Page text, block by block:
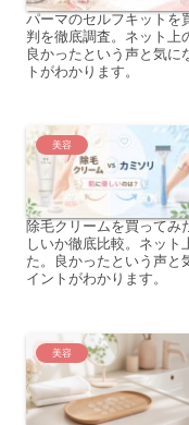
パーマのセルフキットを
判を徹底調査。ネット上
良かったという声と気に
トがわかります。
美容
除毛クリームを買ってみ
しいか徹底比較。ネット
た。良かったという声と
イントがわかります。
美容